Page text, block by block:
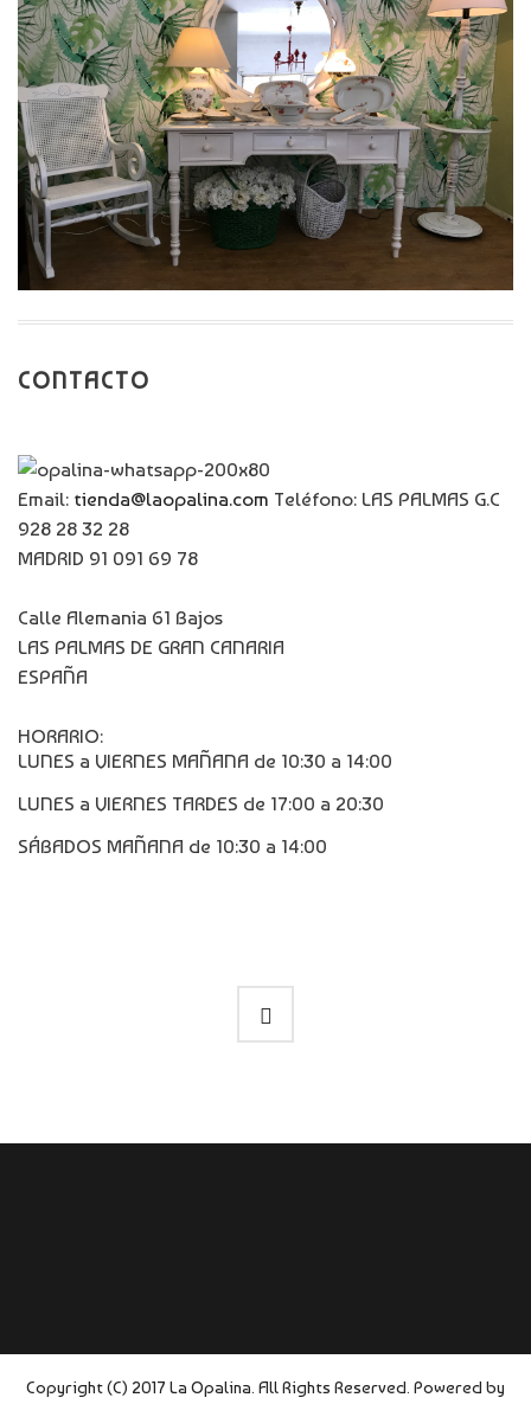
CONTACTO
Email: tienda@laopalina.com Teléfono: LAS PALMAS G.C
928 28 32 28
MADRID 91 091 69 78
Calle Alemania 61 Bajos
LAS PALMAS DE GRAN CANARIA
ESPAÑA
HORARIO:
LUNES a VIERNES MAÑANA de 10:30 a 14:00
LUNES a VIERNES TARDES de 17:00 a 20:30
SÁBADOS MAÑANA de 10:30 a 14:00
Copyright (C) 2017 La Opalina. All Rights Reserved. Powered by